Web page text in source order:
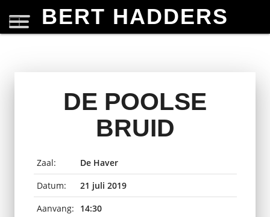
BERT HADDERS
DE POOLSE
BRUID
Zaal:
De Haver
Datum:
21 juli 2019
Aanvang:
14:30